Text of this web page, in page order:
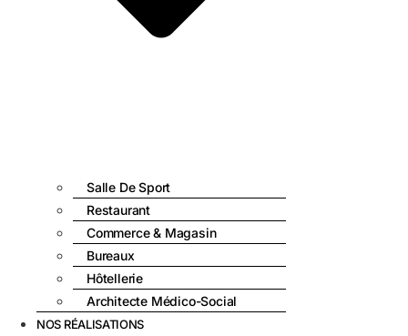
Salle De Sport
Restaurant
Commerce & Magasin
Bureaux
Hôtellerie
Architecte Médico-Social
NOS RÉALISATIONS